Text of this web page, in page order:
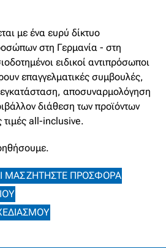
με ένα ευρύ δίκτυο
στη Γερμανία - στη
ειδικοί αντιπρόσωποι
επαγγελματικές συμβουλές,
αποσυναρμολόγηση
διάθεση των προϊόντων
τιμές all-inclusive.
ΜΑΣΖΗΤΉΣΤΕ ΠΡΟΣΦΟΡΆ